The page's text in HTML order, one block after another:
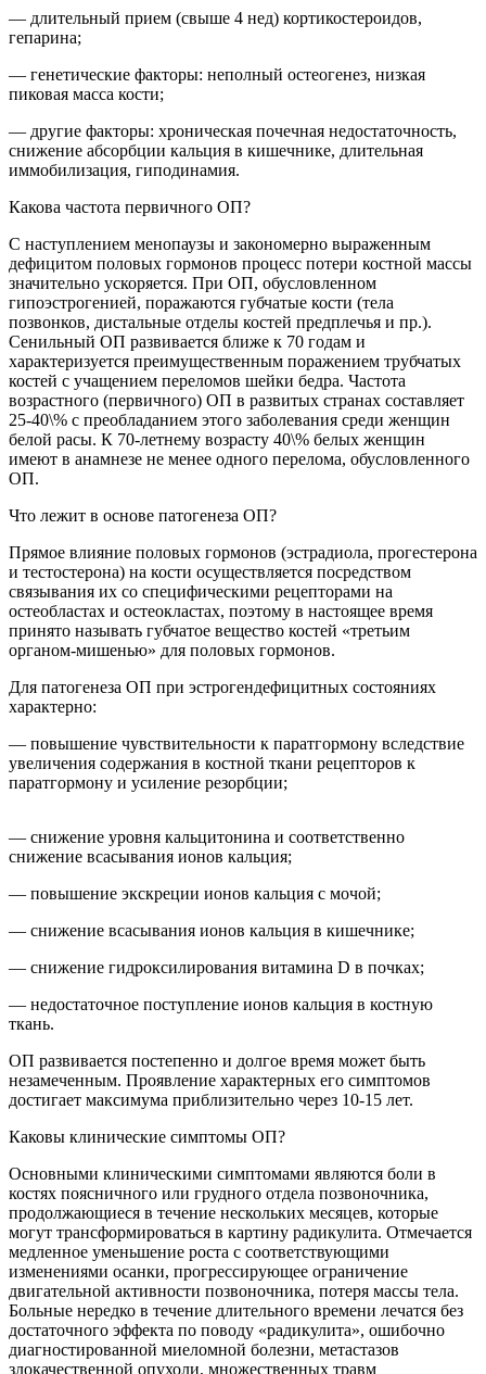
— длительный прием (свыше 4 нед) кортикостероидов,
гепарина;
— генетические факторы: неполный остеогенез, низкая
пиковая масса кости;
— другие факторы: хроническая почечная недостаточность,
снижение абсорбции кальция в кишечнике, длительная
иммобилизация, гиподинамия.
Какова частота первичного ОП?
С наступлением менопаузы и закономерно выраженным
дефицитом половых гормонов процесс потери костной массы
значительно ускоряется. При ОП, обусловленном
гипоэстрогенией, поражаются губчатые кости (тела
позвонков, дистальные отделы костей предплечья и пр.).
Сенильный ОП развивается ближе к 70 годам и
характеризуется преимущественным поражением трубчатых
костей с учащением переломов шейки бедра. Частота
возрастного (первичного) ОП в развитых странах составляет
25-40\% с преобладанием этого заболевания среди женщин
белой расы. К 70-летнему возрасту 40\% белых женщин
имеют в анамнезе не менее одного перелома, обусловленного
ОП.
Что лежит в основе патогенеза ОП?
Прямое влияние половых гормонов (эстрадиола, прогестерона
и тестостерона) на кости осуществляется посредством
связывания их со специфическими рецепторами на
остеобластах и остеокластах, поэтому в настоящее время
принято называть губчатое вещество костей «третьим
органом-мишенью» для половых гормонов.
Для патогенеза ОП при эстрогендефицитных состояниях
характерно:
— повышение чувствительности к паратгормону вследствие
увеличения содержания в костной ткани рецепторов к
паратгормону и усиление резорбции;
— снижение уровня кальцитонина и соответственно
снижение всасывания ионов кальция;
— повышение экскреции ионов кальция с мочой;
— снижение всасывания ионов кальция в кишечнике;
— снижение гидроксилирования витамина D в почках;
— недостаточное поступление ионов кальция в костную
ткань.
ОП развивается постепенно и долгое время может быть
незамеченным. Проявление характерных его симптомов
достигает максимума приблизительно через 10-15 лет.
Каковы клинические симптомы ОП?
Основными клиническими симптомами являются боли в
костях поясничного или грудного отдела позвоночника,
продолжающиеся в течение нескольких месяцев, которые
могут трансформироваться в картину радикулита. Отмечается
медленное уменьшение роста с соответствующими
изменениями осанки, прогрессирующее ограничение
двигательной активности позвоночника, потеря массы тела.
Больные нередко в течение длительного времени лечатся без
достаточного эффекта по поводу «радикулита», ошибочно
диагностированной миеломной болезни, метастазов
злокачественной опухоли, множественных травм